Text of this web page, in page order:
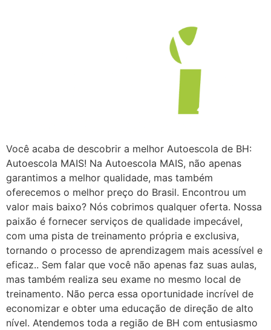
Você acaba de descobrir a melhor Autoescola de BH:
Autoescola MAIS! Na Autoescola MAIS, não apenas
garantimos a melhor qualidade, mas também
oferecemos o melhor preço do Brasil. Encontrou um
valor mais baixo? Nós cobrimos qualquer oferta. Nossa
paixão é fornecer serviços de qualidade impecável,
com uma pista de treinamento própria e exclusiva,
tornando o processo de aprendizagem mais acessível e
eficaz.. Sem falar que você não apenas faz suas aulas,
mas também realiza seu exame no mesmo local de
treinamento. Não perca essa oportunidade incrível de
economizar e obter uma educação de direção de alto
nível. Atendemos toda a região de BH com entusiasmo